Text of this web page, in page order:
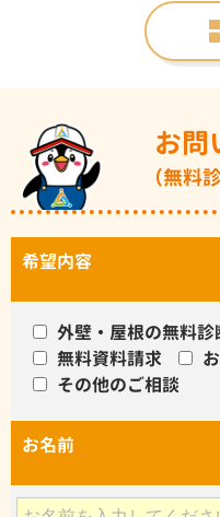
お問
（無料
希望内容
外壁・屋根の無料診
無料資料請求
その他のご相談
お名前